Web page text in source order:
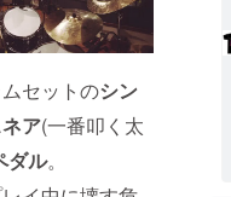
セットのシン
ア(一番叩く太
ダル。